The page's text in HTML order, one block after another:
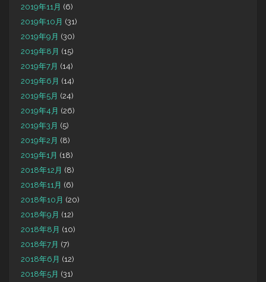
2019年11月 (6)
2019年10月 (31)
2019年9月 (30)
2019年8月 (15)
2019年7月 (14)
2019年6月 (14)
2019年5月 (24)
2019年4月 (26)
2019年3月 (5)
2019年2月 (8)
2019年1月 (18)
2018年12月 (8)
2018年11月 (6)
2018年10月 (20)
2018年9月 (12)
2018年8月 (10)
2018年7月 (7)
2018年6月 (12)
2018年5月 (31)